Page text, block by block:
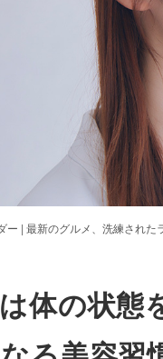
ー | 最新のグルメ、洗練された
は体の状